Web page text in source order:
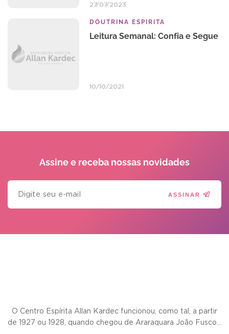
27/07/2023
DOUTRINA ESPIRITA
Leitura Semanal: Confia e Segue
10/10/2021
Assine e receba nossas novidades
ASSINAR
O Centro Espírita Allan Kardec funcionou, como tal, a partir
de 1927 ou 1928, quando chegou de Araraquara João Fusco...